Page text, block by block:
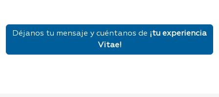
Déjanos tu mensaje y cuéntanos de ¡tu experiencia
Vitae!